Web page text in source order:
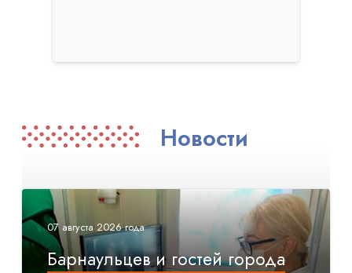
Новости
07 августа 2026 года
Барнаульцев и гостей города